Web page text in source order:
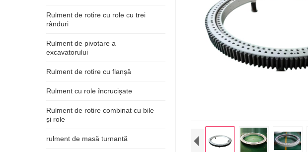
Rulment de rotire cu role cu trei
rânduri
Rulment de pivotare a
excavatorului
Rulment de rotire cu flanșă
Rulment cu role încrucișate
Rulment de rotire combinat cu bile
și role
rulment de masă turnantă